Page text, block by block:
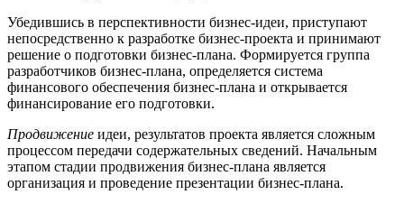
Убедившись в перспективности бизнес-идеи, приступают
непосредственно к разработке бизнес-проекта и принимают
решение о подготовки бизнес-плана. Формируется группа
разработчиков бизнес-плана, определяется система
финансового обеспечения бизнес-плана и открывается
финансирование его подготовки.
Продвижение идеи, результатов проекта является сложным
процессом передачи содержательных сведений. Начальным
этапом стадии продвижения бизнес-плана является
организация и проведение презентации бизнес-плана.